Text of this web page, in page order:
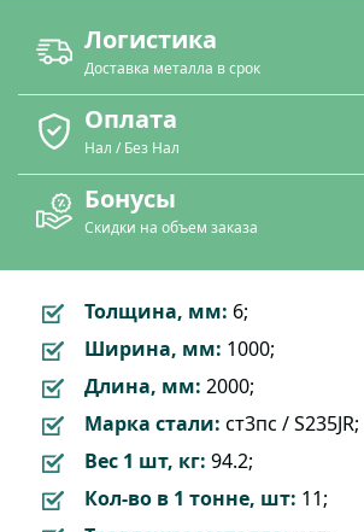
Логистика
Доставка металла в срок
Оплата
Нал / Без Нал
Бонусы
Скидки на объем заказа
Толщина, мм: 6;
Ширина, мм: 1000;
Длина, мм: 2000;
Марка стали: ст3пс / S235JR;
Вес 1 шт, кг: 94.2;
Кол-во в 1 тонне, шт: 11;